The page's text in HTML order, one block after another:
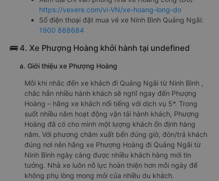
https://vexere.com/vi-VN/xe-hoang-long-do
Số điện thoại đặt mua vé xe Ninh Bình Quảng Ngãi:
1900 888684
🚌 4. Xe Phượng Hoàng khởi hành tại undefined
a. Giới thiệu xe Phượng Hoàng
Mỗi khi nhắc đến xe khách đi Quảng Ngãi từ Ninh Bình ,
chắc hẳn nhiều hành khách sẽ nghĩ ngay đến Phượng
Hoàng – hãng xe khách nổi tiếng với dịch vụ 5*. Trong
suốt nhiều năm hoạt động vận tải hành khách, Phượng
Hoàng đã có cho mình một lượng khách ổn định hàng
năm. Với phương châm xuất bến đúng giờ, đón/trả khách
đúng nơi nên hãng xe Phượng Hoàng đi Quảng Ngãi từ
Ninh Bình ngày càng được nhiều khách hàng mới tin
tưởng. Nhà xe luôn nỗ lực hoàn thiện hơn mỗi ngày để
không phụ lòng mong mỏi của nhiều du khách.